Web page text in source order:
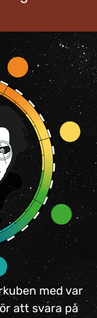
med var
att svara på